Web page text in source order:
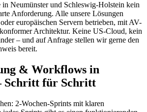
in Neumünster und Schleswig-Holstein kein
Anforderung. Alle unsere Lösungen
europäischen Servern betrieben, mit AV-
Architektur. Keine US-Cloud, kein
– und auf Anfrage stellen wir gerne den
bereit.
& Workflows in
Schritt für Schritt
2-Wochen-Sprints mit klaren